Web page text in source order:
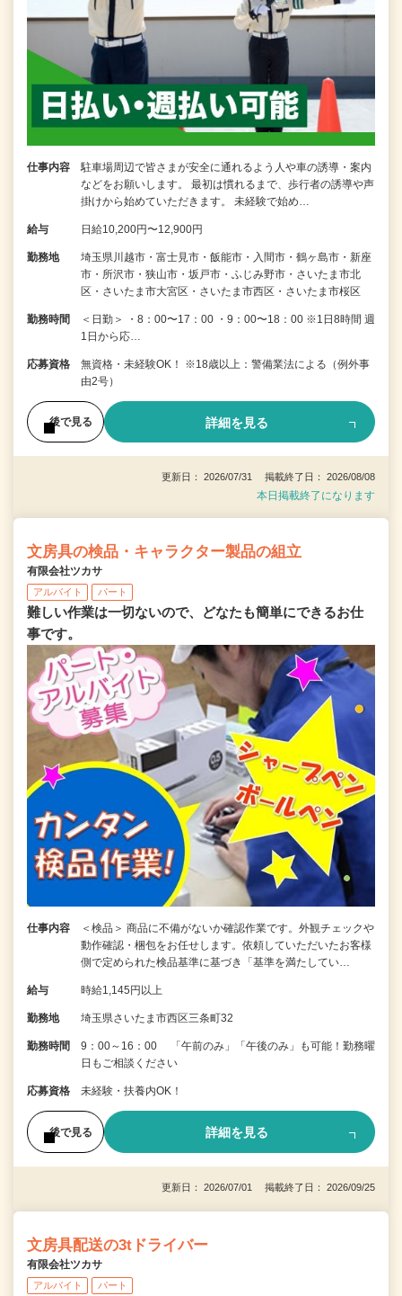
仕事内容
駐車場周辺で皆さまが安全に通れるよう人や車の誘導・案内
などをお願いします。 最初は慣れるまで、歩行者の誘導や声
掛けから始めていただきます。 未経験で始め…
給与 日給10,200円〜12,900円
勤務地
埼玉県川越市・富士見市・飯能市・入間市・鶴ヶ島市・新座
市・所沢市・狭山市・坂戸市・ふじみ野市・さいたま市北
区・さいたま市大宮区・さいたま市西区・さいたま市桜区
勤務時間
＜日勤＞ ・8：00〜17：00 ・9：00〜18：00 ※1日8時間 週
1日から応…
応募資格
無資格・未経験OK！ ※18歳以上：警備業法による（例外事
由2号）
後で見る 詳細を見る
更新日： 2026/07/31 掲載終了日： 2026/08/08
本日掲載終了になります
文房具の検品・キャラクター製品の組立
有限会社ツカサ
アルバイト パート
難しい作業は一切ないので、どなたも簡単にできるお仕
事です。
仕事内容
＜検品＞ 商品に不備がないか確認作業です。外観チェックや
動作確認・梱包をお任せします。依頼していただいたお客様
側で定められた検品基準に基づき「基準を満たしてい…
給与 時給1,145円以上
勤務地 埼玉県さいたま市西区三条町32
勤務時間
9：00～16：00 「午前のみ」「午後のみ」も可能！勤務曜
日もご相談ください
応募資格 未経験・扶養内OK！
後で見る 詳細を見る
更新日： 2026/07/01 掲載終了日： 2026/09/25
文房具配送の3tドライバー
有限会社ツカサ
アルバイト パート